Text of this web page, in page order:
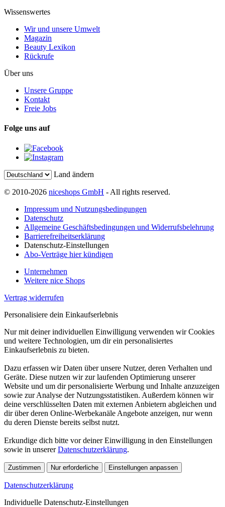
Wissenswertes
Wir und unsere Umwelt
Magazin
Beauty Lexikon
Rückrufe
Über uns
Unsere Gruppe
Kontakt
Freie Jobs
Folge uns auf
Land ändern
© 2010-2026 niceshops GmbH - All rights reserved.
Impressum und Nutzungsbedingungen
Datenschutz
Allgemeine Geschäftsbedingungen und Widerrufsbelehrung
Barrierefreiheitserklärung
Datenschutz-Einstellungen
Abo-Verträge hier kündigen
Unternehmen
Weitere nice Shops
Vertrag widerrufen
Personalisiere dein Einkaufserlebnis
Nur mit deiner individuellen Einwilligung verwenden wir Cookies
und weitere Technologien, um dir ein personalisiertes
Einkaufserlebnis zu bieten.
Dazu erfassen wir Daten über unsere Nutzer, deren Verhalten und
Geräte. Diese nutzen wir zur laufenden Optimierung unserer
Website und um dir personalisierte Werbung und Inhalte anzuzeigen
sowie zur Analyse der Nutzungsstatistiken. Außerdem können wir
deine verschlüsselten Daten mit externen Anbietern abgleichen und
dir über deren Online-Werbekanäle Angebote anzeigen, nur wenn
du deren Dienste bereits selbst nutzt.
Erkundige dich bitte vor deiner Einwilligung in den Einstellungen
sowie in unsererDatenschutzerklärung.
Zustimmen Nur erforderliche Einstellungen anpassen
Datenschutzerklärung
Individuelle Datenschutz-Einstellungen